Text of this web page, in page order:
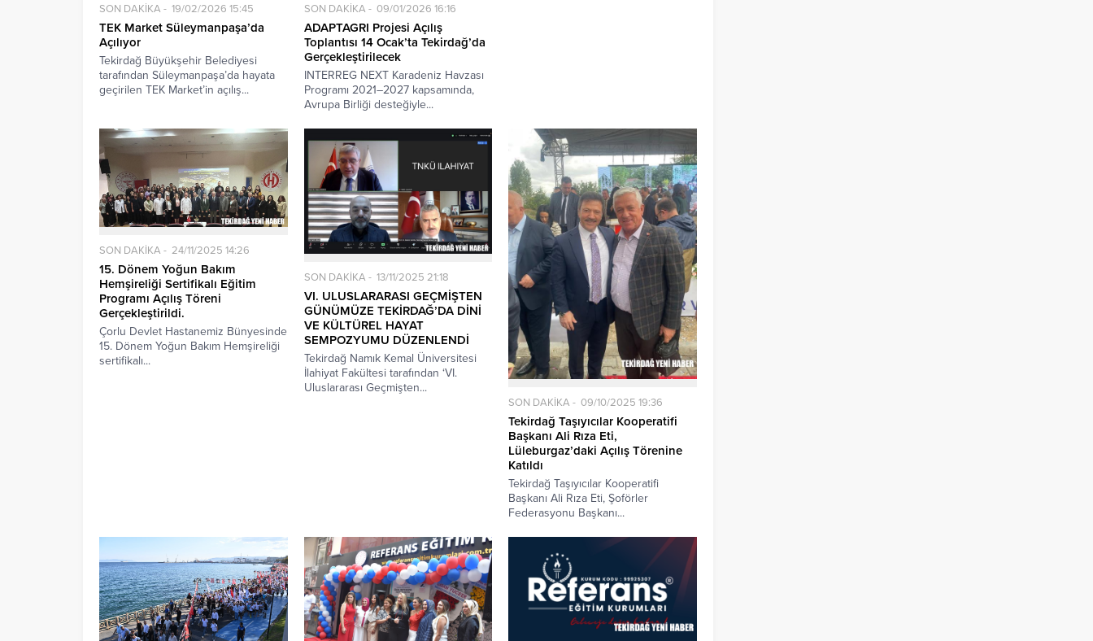
SON DAKİKA 19/02/2026 15:45
TEK Market Süleymanpaşa’da
Açılıyor
Tekirdağ Büyükşehir Belediyesi
tarafından Süleymanpaşa’da hayata
geçirilen TEK Market’in açılış...
SON DAKİKA 09/01/2026 16:16
ADAPTAGRI Projesi Açılış
Toplantısı 14 Ocak’ta Tekirdağ’da
Gerçekleştirilecek
INTERREG NEXT Karadeniz Havzası
Programı 2021–2027 kapsamında,
Avrupa Birliği desteğiyle...
SON DAKİKA 24/11/2025 14:26
15. Dönem Yoğun Bakım
Hemşireliği Sertifikalı Eğitim
Programı Açılış Töreni
Gerçekleştirildi.
Çorlu Devlet Hastanemiz Bünyesinde
15. Dönem Yoğun Bakım Hemşireliği
sertifikalı...
SON DAKİKA 13/11/2025 21:18
VI. ULUSLARARASI GEÇMİŞTEN
GÜNÜMÜZE TEKİRDAĞ’DA DİNİ
VE KÜLTÜREL HAYAT
SEMPOZYUMU DÜZENLENDİ
Tekirdağ Namık Kemal Üniversitesi
İlahiyat Fakültesi tarafından ‘VI.
Uluslararası Geçmişten...
SON DAKİKA 09/10/2025 19:36
Tekirdağ Taşıyıcılar Kooperatifi
Başkanı Ali Rıza Eti,
Lüleburgaz’daki Açılış Törenine
Katıldı
Tekirdağ Taşıyıcılar Kooperatifi
Başkanı Ali Rıza Eti, Şoförler
Federasyonu Başkanı...